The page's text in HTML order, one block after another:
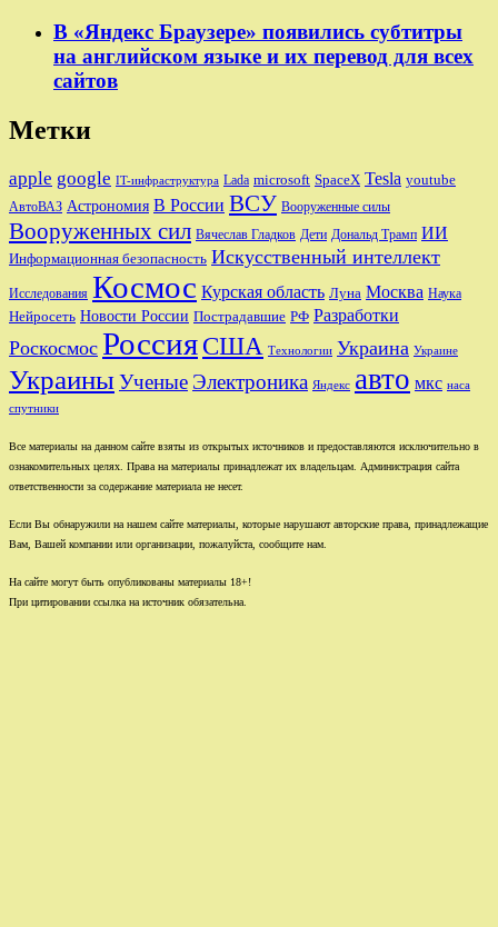
В «Яндекс Браузере» появились субтитры
на английском языке и их перевод для всех
сайтов
Метки
apple google IT-инфраструктура Lada microsoft SpaceX Tesla youtube
АвтоВАЗ Астрономия В России ВСУ Вооруженные силы
Вооруженных сил Вячеслав Гладков Дети Дональд Трамп ИИ
Информационная безопасность Искусственный интеллект
Исследования Космос Курская область Луна Москва Наука
Нейросеть Новости России Пострадавшие РФ Разработки
Роскосмос Россия США Технологии Украина Украине
УкраиныУченые Электроника Яндекс авто мкс наса
спутники
Все материалы на данном сайте взяты из открытых источников и предоставляются исключительно в
ознакомительных целях. Права на материалы принадлежат их владельцам. Администрация сайта
ответственности за содержание материала не несет.
Если Вы обнаружили на нашем сайте материалы, которые нарушают авторские права, принадлежащие
Вам, Вашей компании или организации, пожалуйста, сообщите нам.
На сайте могут быть опубликованы материалы 18+!
При цитировании ссылка на источник обязательна.